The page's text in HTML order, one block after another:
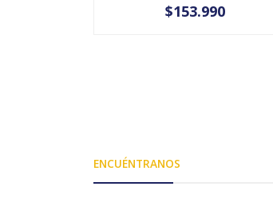
AGOTADO
$153.990
ENCUÉNTRANOS